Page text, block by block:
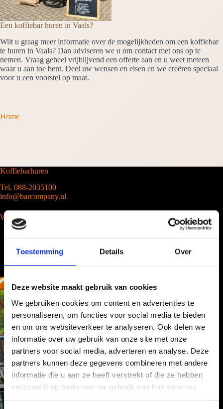
Toestemming Details Over
Deze website maakt gebruik van cookies
We gebruiken cookies om content en advertenties te
personaliseren, om functies voor social media te bieden
en om ons websiteverkeer te analyseren. Ook delen we
informatie over uw gebruik van onze site met onze
partners voor social media, adverteren en analyse. Deze
partners kunnen deze gegevens combineren met andere
informatie die u aan ze heeft verstrekt of die ze hebben
verzameld op basis van uw gebruik van hun services.
Een koffiebar huren in Vaals?
Wilt u graag meer informatie over de mogelijkheden om een koffiebar
te huren in Vaals? Dan adviseren we u om contact met ons op te
nemen. Vraag geheel vrijblijvend een offerte aan en u weet meteen
waar u aan toe bent. Deel uw wensen en eisen en we creëren speciaal
voor u een voorstel op maat.
Home
Koffiebarhuren
Tel. 088-2035100
info@barcompany.nl
Wij werken landelijk